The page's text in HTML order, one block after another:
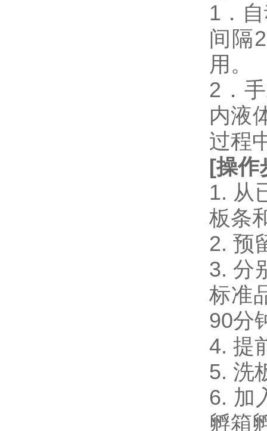
1．
间隔
用。
2．
内液
过程
[操作
1. 从
板条
2. 预
3. 分
标准
90分
4. 提
5. 洗
6. 加
孵箱